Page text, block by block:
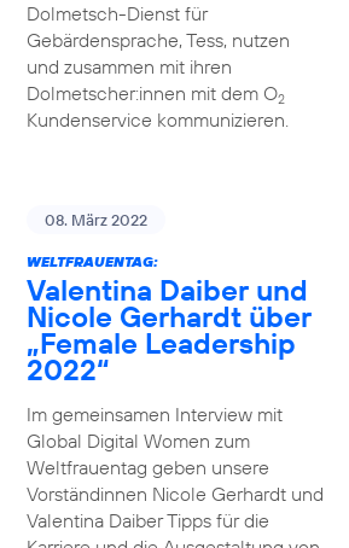
Dolmetsch-Dienst für
Gebärdensprache, Tess, nutzen
und zusammen mit ihren
Dolmetscher:innen mit dem O2
Kundenservice kommunizieren.
08. März 2022
WELTFRAUENTAG:
Valentina Daiber und
Nicole Gerhardt über
„Female Leadership
2022“
Im gemeinsamen Interview mit
Global Digital Women zum
Weltfrauentag geben unsere
Vorständinnen Nicole Gerhardt und
Valentina Daiber Tipps für die